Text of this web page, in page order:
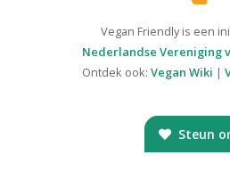
Vegan Friendly is een
Nederlandse Vereniging
Ontdek ook: Vegan Wiki |
Steun